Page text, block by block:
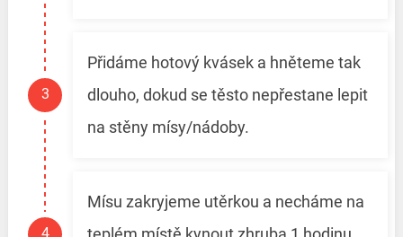
Přidáme hotový kvásek a hněteme tak
dlouho, dokud se těsto nepřestane lepit
na stěny mísy/nádoby.
Mísu zakryjeme utěrkou a necháme na